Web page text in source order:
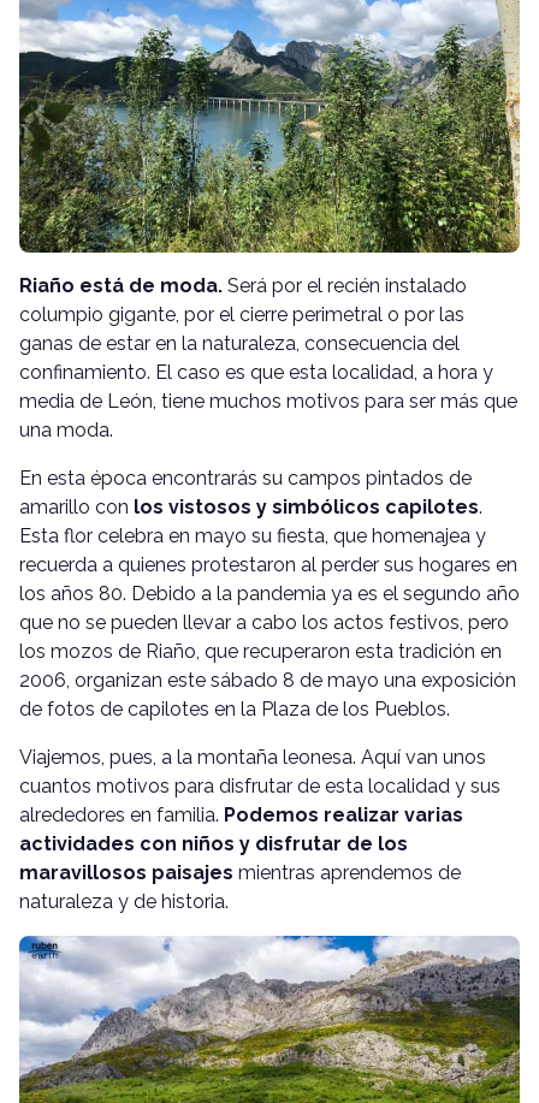
Riaño está de moda. Será por el recién instalado
columpio gigante, por el cierre perimetral o por las
ganas de estar en la naturaleza, consecuencia del
confinamiento. El caso es que esta localidad, a hora y
media de León, tiene muchos motivos para ser más que
una moda.
En esta época encontrarás su campos pintados de
amarillo con los vistosos y simbólicos capilotes.
Esta flor celebra en mayo su fiesta, que homenajea y
recuerda a quienes protestaron al perder sus hogares en
los años 80. Debido a la pandemia ya es el segundo año
que no se pueden llevar a cabo los actos festivos, pero
los mozos de Riaño, que recuperaron esta tradición en
2006, organizan este sábado 8 de mayo una exposición
de fotos de capilotes en la Plaza de los Pueblos.
Viajemos, pues, a la montaña leonesa. Aquí van unos
cuantos motivos para disfrutar de esta localidad y sus
alrededores en familia. Podemos realizar varias
actividades con niños y disfrutar de los
maravillosos paisajes mientras aprendemos de
naturaleza y de historia.